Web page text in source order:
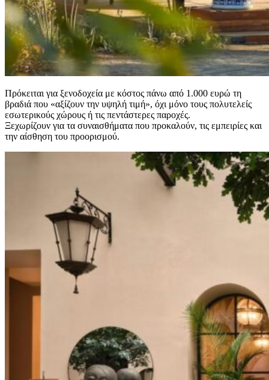
Πρόκειται για ξενοδοχεία με κόστος πάνω από 1.000 ευρώ τη
βραδιά που «αξίζουν την υψηλή τιμή», όχι μόνο τους πολυτελείς
εσωτερικούς χώρους ή τις πεντάστερες παροχές.
Ξεχωρίζουν για τα συναισθήματα που προκαλούν, τις εμπειρίες και
την αίσθηση του προορισμού.